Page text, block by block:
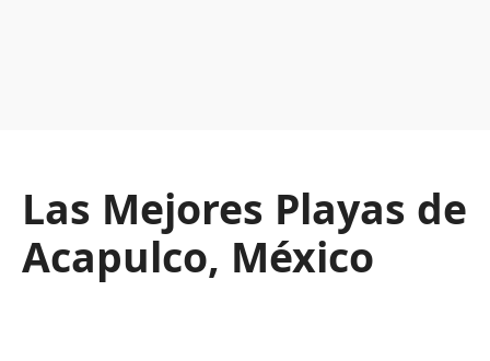
Las Mejores Playas de
Acapulco, México